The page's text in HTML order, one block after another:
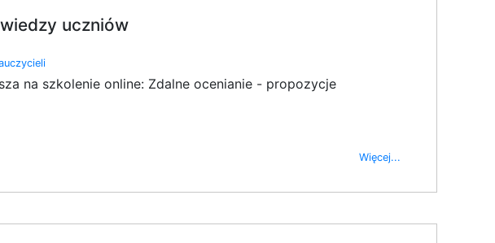
uczniów
na szkolenie online: Zdalne ocenianie - propozycje
Więcej...